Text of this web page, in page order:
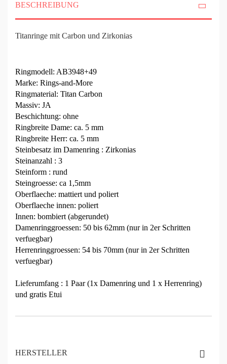
BESCHREIBUNG
Titanringe mit Carbon und Zirkonias
Ringmodell: AB3948+49
Marke: Rings-and-More
Ringmaterial: Titan Carbon
Massiv: JA
Beschichtung: ohne
Ringbreite Dame: ca. 5 mm
Ringbreite Herr: ca. 5 mm
Steinbesatz im Damenring : Zirkonias
Steinanzahl : 3
Steinform : rund
Steingroesse: ca 1,5mm
Oberflaeche: mattiert und poliert
Oberflaeche innen: poliert
Innen: bombiert (abgerundet)
Damenringgroessen: 50 bis 62mm (nur in 2er Schritten
verfuegbar)
Herrenringgroessen: 54 bis 70mm (nur in 2er Schritten
verfuegbar)
Lieferumfang : 1 Paar (1x Damenring und 1 x Herrenring)
und gratis Etui
HERSTELLER